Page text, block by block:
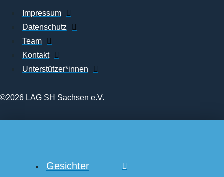
Impressum
Datenschutz
Team
Kontakt
Unterstützer*innen
©2026 LAG SH Sachsen e.V.
Gesichter